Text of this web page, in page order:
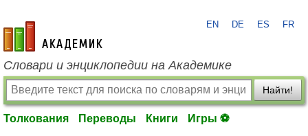
academic.ru
EN DE ES FR
Словари и энциклопедии на Академике
Найти!
Толкования Переводы Книги Игры ⚽